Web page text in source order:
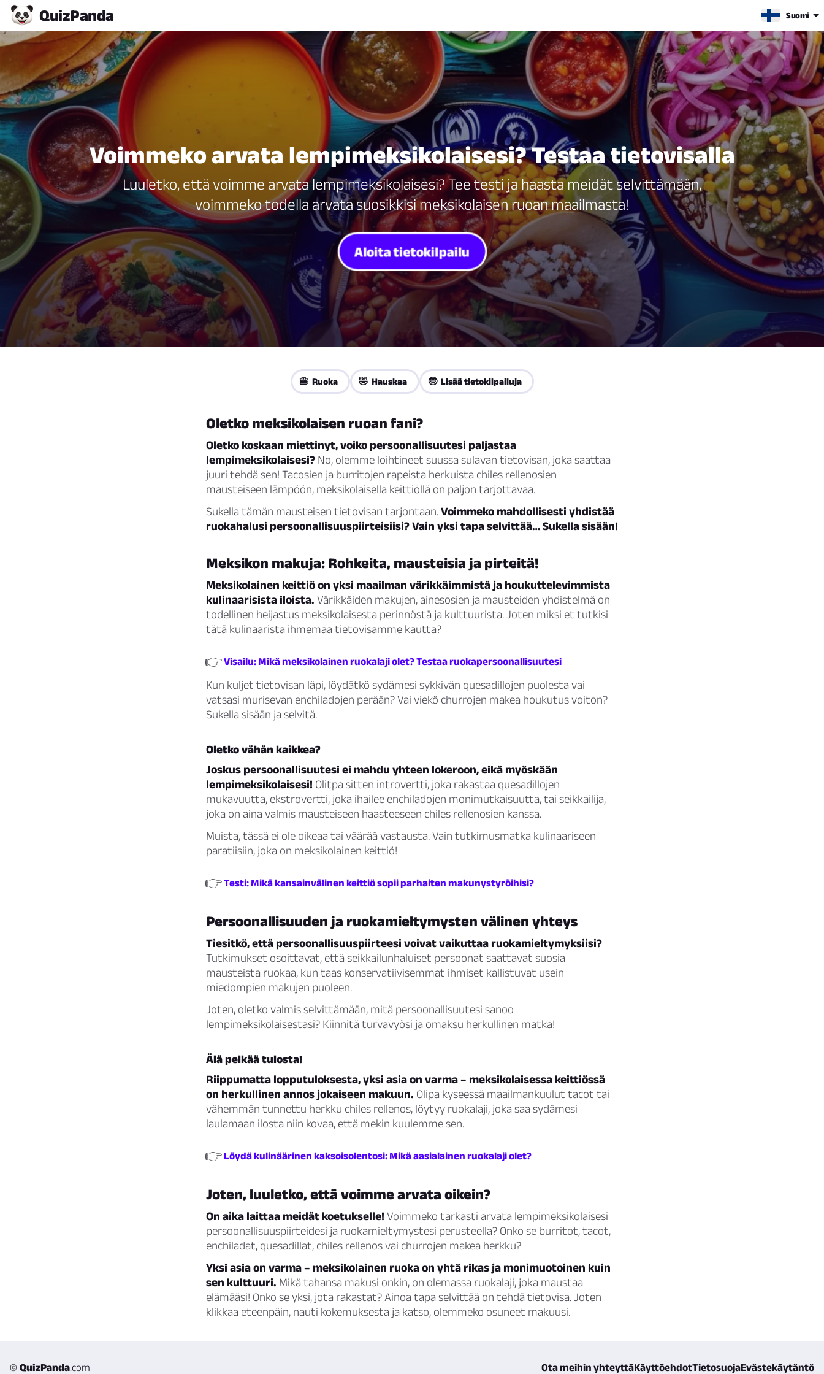
QuizPanda Suomi
Voimmeko arvata lempimeksikolaisesi? Testaa tietovisalla
Luuletko, että voimme arvata lempimeksikolaisesi? Tee testi ja haasta meidät selvittämään,
voimmeko todella arvata suosikkisi meksikolaisen ruoan maailmasta!
Aloita tietokilpailu
🍔 Ruoka 🤣 Hauskaa 🤓 Lisää tietokilpailuja
Oletko meksikolaisen ruoan fani?
Oletko koskaan miettinyt, voiko persoonallisuutesi paljastaa
lempimeksikolaisesi? No, olemme loihtineet suussa sulavan tietovisan, joka saattaa
juuri tehdä sen! Tacosien ja burritojen rapeista herkuista chiles rellenosien
mausteiseen lämpöön, meksikolaisella keittiöllä on paljon tarjottavaa.
Sukella tämän mausteisen tietovisan tarjontaan.Voimmeko mahdollisesti yhdistää
ruokahalusi persoonallisuuspiirteisiisi? Vain yksi tapa selvittää… Sukella sisään!
Meksikon makuja: Rohkeita, mausteisia ja pirteitä!
Meksikolainen keittiö on yksi maailman värikkäimmistä ja houkuttelevimmista
kulinaarisista iloista. Värikkäiden makujen, ainesosien ja mausteiden yhdistelmä on
todellinen heijastus meksikolaisesta perinnöstä ja kulttuurista. Joten miksi et tutkisi
tätä kulinaarista ihmemaa tietovisamme kautta?
👉Visailu: Mikä meksikolainen ruokalaji olet? Testaa ruokapersoonallisuutesi
Kun kuljet tietovisan läpi, löydätkö sydämesi sykkivän quesadillojen puolesta vai
vatsasi murisevan enchiladojen perään? Vai viekö churrojen makea houkutus voiton?
Sukella sisään ja selvitä.
Oletko vähän kaikkea?
Joskus persoonallisuutesi ei mahdu yhteen lokeroon, eikä myöskään
lempimeksikolaisesi! Olitpa sitten introvertti, joka rakastaa quesadillojen
mukavuutta, ekstrovertti, joka ihailee enchiladojen monimutkaisuutta, tai seikkailija,
joka on aina valmis mausteiseen haasteeseen chiles rellenosien kanssa.
Muista, tässä ei ole oikeaa tai väärää vastausta. Vain tutkimusmatka kulinaariseen
paratiisiin, joka on meksikolainen keittiö!
👉Testi: Mikä kansainvälinen keittiö sopii parhaiten makunystyröihisi?
Persoonallisuuden ja ruokamieltymysten välinen yhteys
Tiesitkö, että persoonallisuuspiirteesi voivat vaikuttaa ruokamieltymyksiisi?
Tutkimukset osoittavat, että seikkailunhaluiset persoonat saattavat suosia
mausteista ruokaa, kun taas konservatiivisemmat ihmiset kallistuvat usein
miedompien makujen puoleen.
Joten, oletko valmis selvittämään, mitä persoonallisuutesi sanoo
lempimeksikolaisestasi? Kiinnitä turvavyösi ja omaksu herkullinen matka!
Älä pelkää tulosta!
Riippumatta lopputuloksesta, yksi asia on varma – meksikolaisessa keittiössä
on herkullinen annos jokaiseen makuun. Olipa kyseessä maailmankuulut tacot tai
vähemmän tunnettu herkku chiles rellenos, löytyy ruokalaji, joka saa sydämesi
laulamaan ilosta niin kovaa, että mekin kuulemme sen.
👉 Löydä kulinäärinen kaksoisolentosi: Mikä aasialainen ruokalaji olet?
Joten, luuletko, että voimme arvata oikein?
On aika laittaa meidät koetukselle! Voimmeko tarkasti arvata lempimeksikolaisesi
persoonallisuuspiirteidesi ja ruokamieltymystesi perusteella? Onko se burritot, tacot,
enchiladat, quesadillat, chiles rellenos vai churrojen makea herkku?
Yksi asia on varma – meksikolainen ruoka on yhtä rikas ja monimuotoinen kuin
sen kulttuuri. Mikä tahansa makusi onkin, on olemassa ruokalaji, joka maustaa
elämääsi! Onko se yksi, jota rakastat? Ainoa tapa selvittää on tehdä tietovisa. Joten
klikkaa eteenpäin, nauti kokemuksesta ja katso, olemmeko osuneet makuusi.
© QuizPanda.com Ota meihin yhteyttäKäyttöehdotTietosuojaEvästekäytäntö